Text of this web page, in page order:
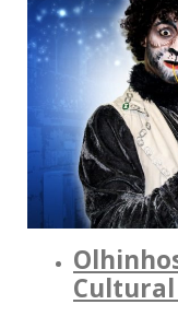
Cultural